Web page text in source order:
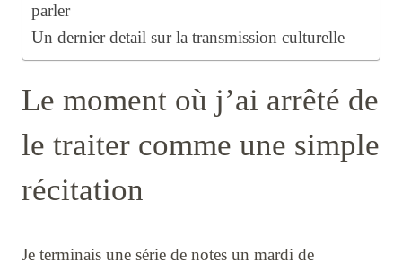
parler
Un dernier detail sur la transmission culturelle
Le moment où j’ai arrêté de
le traiter comme une simple
récitation
Je terminais une série de notes un mardi de